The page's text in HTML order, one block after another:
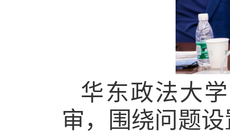
华东政法大
审，围绕问题